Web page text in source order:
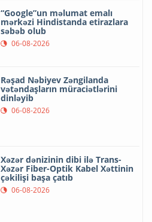
“Google”un məlumat emalı
mərkəzi Hindistanda etirazlara
səbəb olub
06-08-2026
Rəşad Nəbiyev Zəngilanda
vətəndaşların müraciətlərini
dinləyib
06-08-2026
Xəzər dənizinin dibi ilə Trans-
Xəzər Fiber-Optik Kabel Xəttinin
çəkilişi başa çatıb
06-08-2026